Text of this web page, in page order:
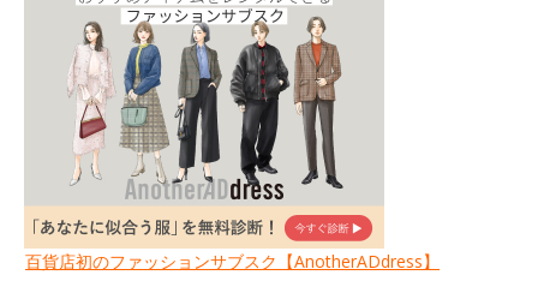
百貨店初のファッションサブスク【AnotherADdress】